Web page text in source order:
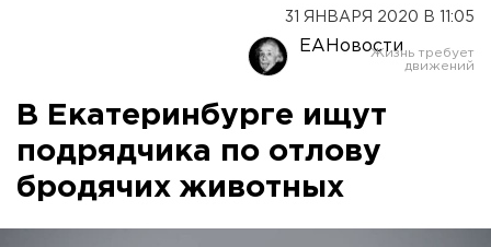
Оренбург
31 ЯНВАРЯ 2020 В 11:05
ЕАНовости
В Екатеринбурге ищут
подрядчика по отлову
бродячих животных